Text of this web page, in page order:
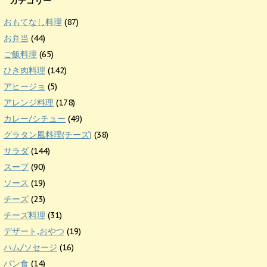
おもてなし料理 (87)
お弁当 (44)
ご飯料理 (65)
ひき肉料理 (142)
アヒージョ (5)
アレンジ料理 (178)
カレー/シチュー (49)
グラタン風料理(チーズ) (38)
サラダ (144)
スープ(90)
ソース (19)
チーズ (23)
チーズ料理 (31)
デザート,おやつ (19)
ハム/ソセージ (16)
パン食 (14)